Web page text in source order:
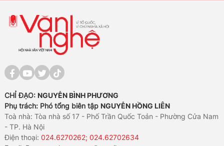
CHỈ ĐẠO: NGUYỄN BÌNH PHƯƠNG
Phụ trách: Phó tổng biên tập NGUYỄN HỒNG LIÊN
Toà nhà: Tòa nhà số 17 - Phố Trần Quốc Toản - Phường Cửa Nam
- TP. Hà Nội
Điện thoại:024.6270262; 024.62702634